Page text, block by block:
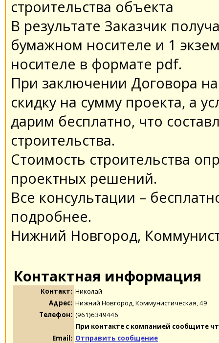
строительства объекта
В результате Заказчик
бумажном носителе и 1
носителе в формате pdf.
При заключении Договора
скидку на сумму проекта, а
дарим бесплатно, что
строительства.
Стоимость строительства
проектных решений.
Все консультации –
подробнее.
Нижний Новгород,
Контактная информация
Контакт: Николай
Адрес: Нижний Новгород, Коммунистическая, 49
Телефон: (961)6349446
При контакте с компанией сообщите
Email: Отправить сообщение